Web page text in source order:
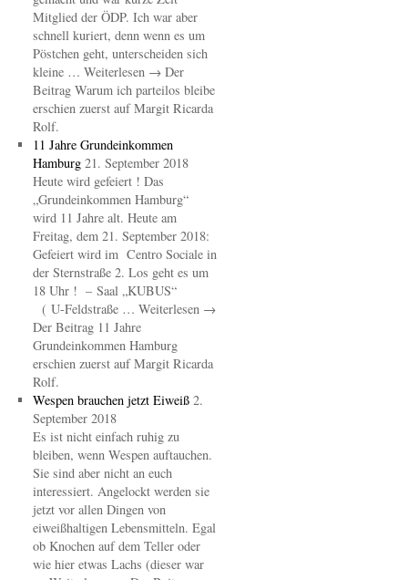
Mitglied der ÖDP. Ich war aber
schnell kuriert, denn wenn es um
Pöstchen geht, unterscheiden sich
kleine … Weiterlesen → Der
Beitrag Warum ich parteilos bleibe
erschien zuerst auf Margit Ricarda
Rolf.
11 Jahre Grundeinkommen
Hamburg 21. September 2018
Heute wird gefeiert ! Das
„Grundeinkommen Hamburg“
wird 11 Jahre alt. Heute am
Freitag, dem 21. September 2018:
Gefeiert wird im Centro Sociale in
der Sternstraße 2. Los geht es um
18 Uhr ! – Saal „KUBUS“
( U-Feldstraße … Weiterlesen →
Der Beitrag 11 Jahre
Grundeinkommen Hamburg
erschien zuerst auf Margit Ricarda
Rolf.
Wespen brauchen jetzt Eiweiß 2.
September 2018
Es ist nicht einfach ruhig zu
bleiben, wenn Wespen auftauchen.
Sie sind aber nicht an euch
interessiert. Angelockt werden sie
jetzt vor allen Dingen von
eiweißhaltigen Lebensmitteln. Egal
ob Knochen auf dem Teller oder
wie hier etwas Lachs (dieser war